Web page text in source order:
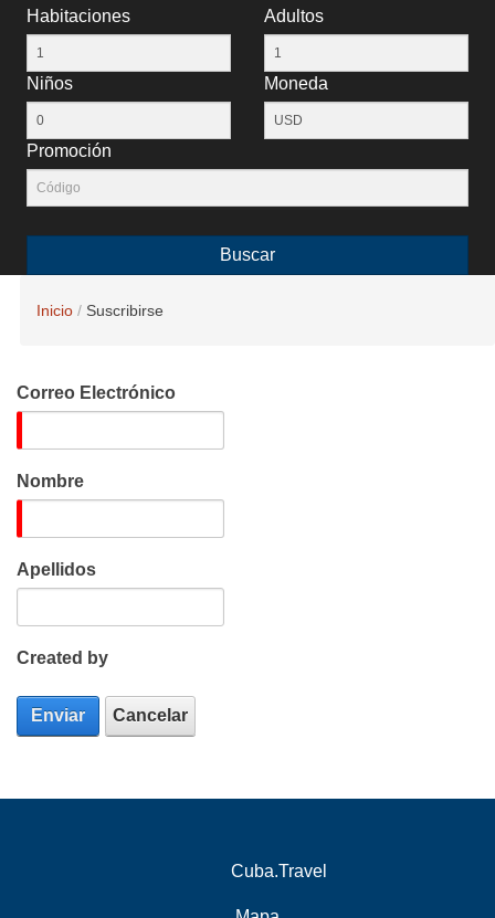
Habitaciones Adultos
Niños Moneda
Promoción
Buscar
Inicio Suscribirse
Correo Electrónico
Nombre
Apellidos
Created by
Enviar Cancelar
Cuba.Travel